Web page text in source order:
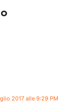
2017 alle 9:29 PM